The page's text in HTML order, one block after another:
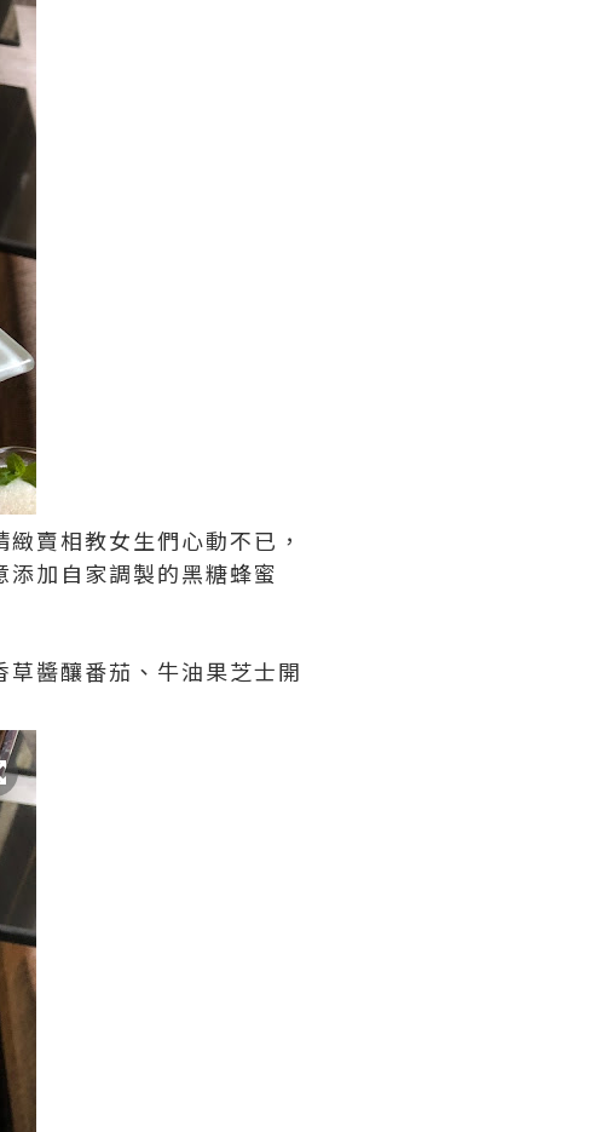
賣相教女生們心動不已，
加自家調製的黑糖蜂蜜
醬釀番茄、牛油果芝士開